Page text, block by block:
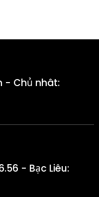
- Chủ nhât:
- Bạc Liêu: